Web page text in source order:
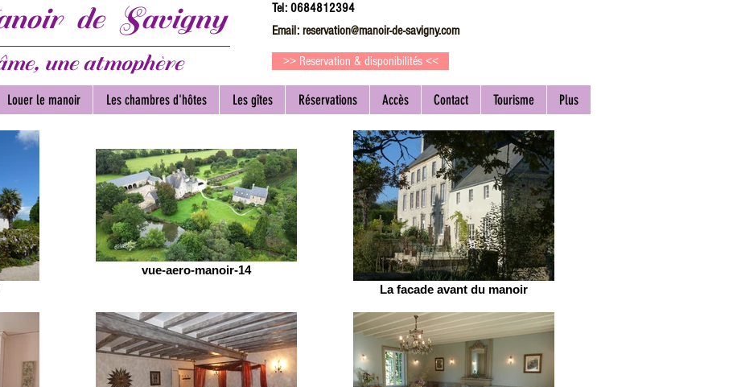
de Savigny
une atmophère
Tel: 0684812394
Email: reservation@manoir-de-savigny.com
>> Reservation & disponibilités <<
Louer le manoir Les chambres d'hôtes Les gîtes Réservations Accès Contact Tourisme Plus
vue-aero-manoir-14
La facade avant du manoir